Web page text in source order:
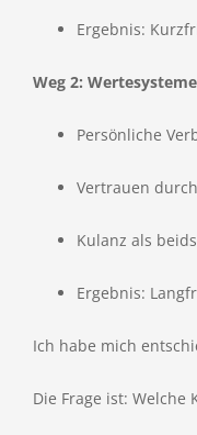
Ergebnis:
Weg 2: Wertesysteme
Persönliche
Vertrauen
Kulanz als
Ergebnis:
Ich habe mich
Die Frage ist: Welche